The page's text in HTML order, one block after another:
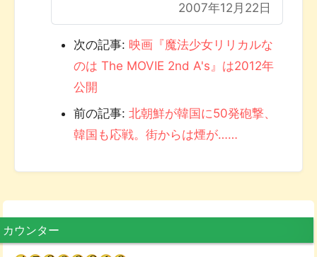
2007年12月22日
次の記事: 映画『魔法少女リリカルな
のは The MOVIE 2nd A's』は2012年
公開
前の記事: 北朝鮮が韓国に50発砲撃、
韓国も応戦。街からは煙が……
カウンター